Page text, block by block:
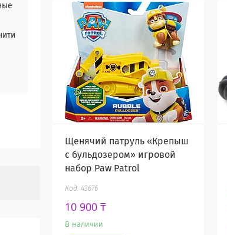
Щенячий патруль «Крепыш
с бульдозером» игровой
набор Paw Patrol
43676
10 900 ₸
В наличии